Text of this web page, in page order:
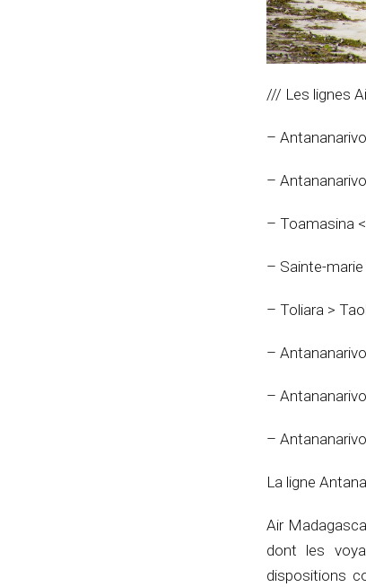
/// Les lignes
–
–
– Toamasina
– Sainte-marie
– Toliara >
–
–
–
La ligne
Air
dont les
dispositions